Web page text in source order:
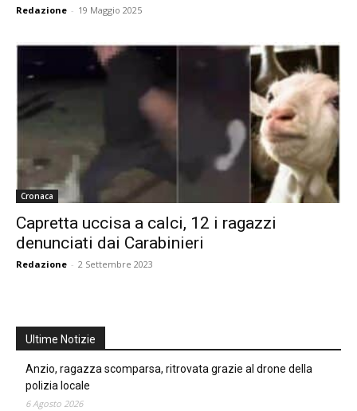
Redazione - 19 Maggio 2025
Cronaca
Capretta uccisa a calci, 12 i ragazzi
denunciati dai Carabinieri
Redazione - 2 Settembre 2023
Ultime Notizie
Anzio, ragazza scomparsa, ritrovata grazie al drone della
polizia locale
6 Agosto 2026